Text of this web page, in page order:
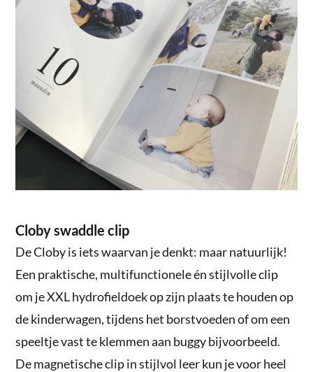
Cloby swaddle clip
De Cloby is iets waarvan je denkt: maar natuurlijk!
Een praktische, multifunctionele én stijlvolle clip
om je XXL hydrofieldoek op zijn plaats te houden op
de kinderwagen, tijdens het borstvoeden of om een
speeltje vast te klemmen aan buggy bijvoorbeeld.
De magnetische clip in stijlvol leer kun je voor heel